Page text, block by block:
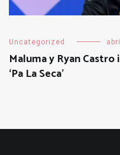
Uncategorized
Maluma y Ryan
‘Pa La Seca’